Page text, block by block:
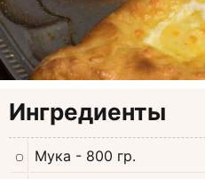
Ингредиенты
Мука - 800 гр.